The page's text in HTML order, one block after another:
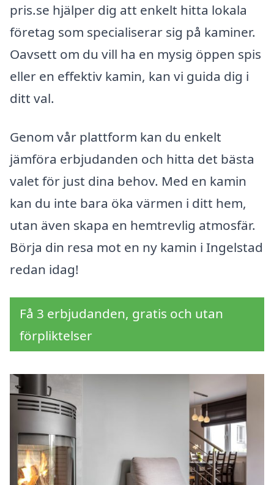
pris.se hjälper dig att enkelt hitta lokala
företag som specialiserar sig på kaminer.
Oavsett om du vill ha en mysig öppen spis
eller en effektiv kamin, kan vi guida dig i
ditt val.
Genom vår plattform kan du enkelt
jämföra erbjudanden och hitta det bästa
valet för just dina behov. Med en kamin
kan du inte bara öka värmen i ditt hem,
utan även skapa en hemtrevlig atmosfär.
Börja din resa mot en ny kamin i Ingelstad
redan idag!
Få 3 erbjudanden, gratis och utan
förpliktelser